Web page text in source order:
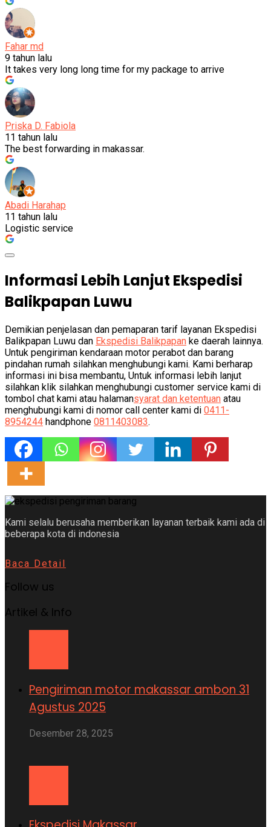
Fahar md
9 tahun lalu
It takes very long long time for my package to arrive
Priska D. Fabiola
11 tahun lalu
The best forwarding in makassar.
Abadi Harahap
11 tahun lalu
Logistic service
Informasi Lebih Lanjut Ekspedisi
Balikpapan Luwu
Demikian penjelasan dan pemaparan tarif layanan Ekspedisi
Balikpapan Luwu dan Ekspedisi Balikpapan ke daerah lainnya.
Untuk pengiriman kendaraan motor perabot dan barang
pindahan rumah silahkan menghubungi kami. Kami berharap
informasi ini bisa membantu, Untuk informasi lebih lanjut
silahkan klik silahkan menghubungi customer service kami di
tombol chat kami atau halamansyarat dan ketentuan atau
menghubungi kami di nomor call center kami di 0411-
8954244 handphone 0811403083.
Kami selalu berusaha memberikan layanan terbaik kami ada di
beberapa kota di indonesia
Baca Detail
Follow us
Artikel & Info
Pengiriman motor makassar ambon 31
Agustus 2025
Desember 28, 2025